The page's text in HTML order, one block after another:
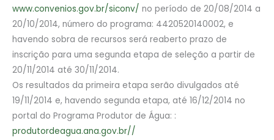
www.convenios.gov.br/siconv/ no período de 20/08/2014 a
20/10/2014, número do programa: 4420520140002, e
havendo sobra de recursos será reaberto prazo de
inscrição para uma segunda etapa de seleção a partir de
20/11/2014 até 30/11/2014.
Os resultados da primeira etapa serão divulgados até
19/11/2014 e, havendo segunda etapa, até 16/12/2014 no
portal do Programa Produtor de Água: :
produtordeagua.ana.gov.br//